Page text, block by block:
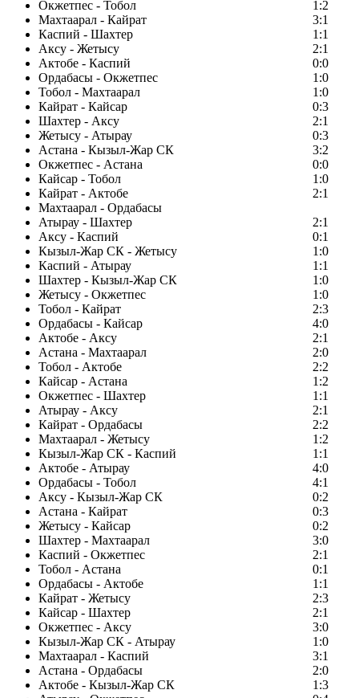
Окжетпес - Тобол
1:2
Махтаарал - Кайрат
3:1
Каспий - Шахтер
1:1
Аксу - Жетысу
2:1
Актобе - Каспий
0:0
Ордабасы - Окжетпес
1:0
Тобол - Махтаарал
1:0
Кайрат - Кайсар
0:3
Шахтер - Аксу
2:1
Жетысу - Атырау
0:3
Астана - Кызыл-Жар СК
3:2
Окжетпес - Астана
0:0
Кайсар - Тобол
1:0
Кайрат - Актобе
2:1
Махтаарал - Ордабасы
Атырау - Шахтер
2:1
Аксу - Каспий
0:1
Кызыл-Жар СК - Жетысу
1:0
Каспий - Атырау
1:1
Шахтер - Кызыл-Жар СК
1:0
Жетысу - Окжетпес
1:0
Тобол - Кайрат
2:3
Ордабасы - Кайсар
4:0
Актобе - Аксу
2:1
Астана - Махтаарал
2:0
Тобол - Актобе
2:2
Кайсар - Астана
1:2
Окжетпес - Шахтер
1:1
Атырау - Аксу
2:1
Кайрат - Ордабасы
2:2
Махтаарал - Жетысу
1:2
Кызыл-Жар СК - Каспий
1:1
Актобе - Атырау
4:0
Ордабасы - Тобол
4:1
Аксу - Кызыл-Жар СК
0:2
Астана - Кайрат
0:3
Жетысу - Кайсар
0:2
Шахтер - Махтаарал
3:0
Каспий - Окжетпес
2:1
Тобол - Астана
0:1
Ордабасы - Актобе
1:1
Кайрат - Жетысу
2:3
Кайсар - Шахтер
2:1
Окжетпес - Аксу
3:0
Кызыл-Жар СК - Атырау
1:0
Махтаарал - Каспий
3:1
Астана - Ордабасы
2:0
Актобе - Кызыл-Жар СК
1:3